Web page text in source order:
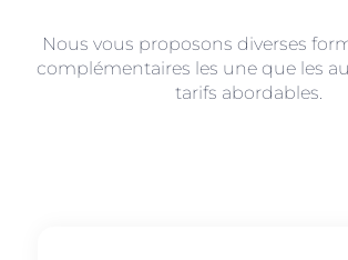
Nous vous proposons diverses
complémentaires les une que les
tarifs abordables.